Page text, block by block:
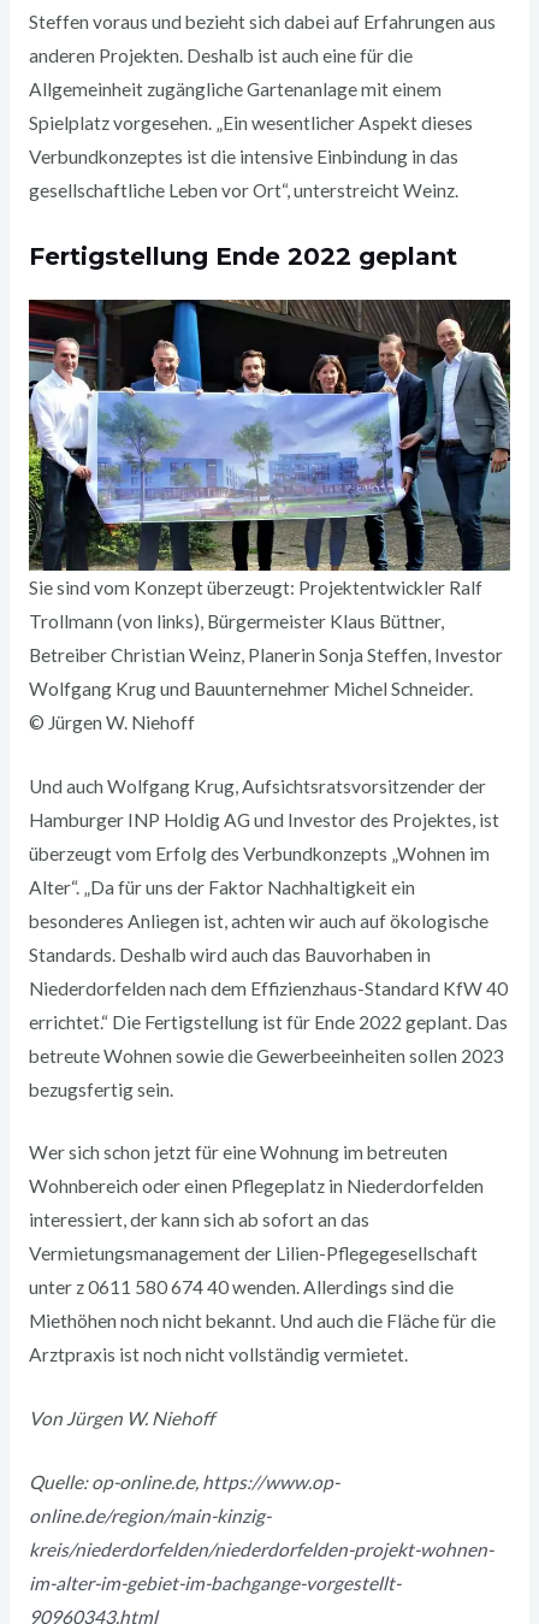
Steffen voraus und bezieht sich dabei auf Erfahrungen aus
anderen Projekten. Deshalb ist auch eine für die
Allgemeinheit zugängliche Gartenanlage mit einem
Spielplatz vorgesehen. „Ein wesentlicher Aspekt dieses
Verbundkonzeptes ist die intensive Einbindung in das
gesellschaftliche Leben vor Ort“, unterstreicht Weinz.
Fertigstellung Ende 2022 geplant
Sie sind vom Konzept überzeugt: Projektentwickler Ralf
Trollmann (von links), Bürgermeister Klaus Büttner,
Betreiber Christian Weinz, Planerin Sonja Steffen, Investor
Wolfgang Krug und Bauunternehmer Michel Schneider.
© Jürgen W. Niehoff
Und auch Wolfgang Krug, Aufsichtsratsvorsitzender der
Hamburger INP Holdig AG und Investor des Projektes, ist
überzeugt vom Erfolg des Verbundkonzepts „Wohnen im
Alter“. „Da für uns der Faktor Nachhaltigkeit ein
besonderes Anliegen ist, achten wir auch auf ökologische
Standards. Deshalb wird auch das Bauvorhaben in
Niederdorfelden nach dem Effizienzhaus-Standard KfW 40
errichtet.“ Die Fertigstellung ist für Ende 2022 geplant. Das
betreute Wohnen sowie die Gewerbeeinheiten sollen 2023
bezugsfertig sein.
Wer sich schon jetzt für eine Wohnung im betreuten
Wohnbereich oder einen Pflegeplatz in Niederdorfelden
interessiert, der kann sich ab sofort an das
Vermietungsmanagement der Lilien-Pflegegesellschaft
unter z 0611 580 674 40 wenden. Allerdings sind die
Miethöhen noch nicht bekannt. Und auch die Fläche für die
Arztpraxis ist noch nicht vollständig vermietet.
Von Jürgen W. Niehoff
Quelle: op-online.de, https://www.op-
online.de/region/main-kinzig-
kreis/niederdorfelden/niederdorfelden-projekt-wohnen-
im-alter-im-gebiet-im-bachgange-vorgestellt-
90960343.html